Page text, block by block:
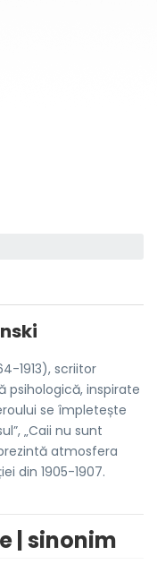
1913), scriitor
psihologică, inspirate
se împletește
„Caii nu sunt
atmosfera
din 1905-1907.
| sinonim